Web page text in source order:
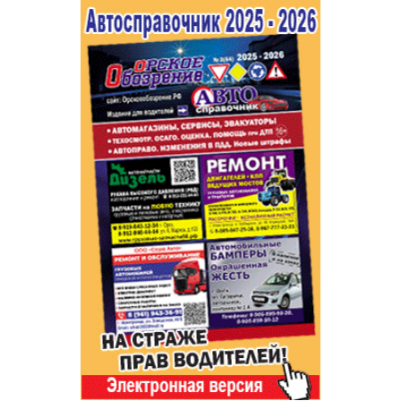
Строительство и ремонт
Авто и мото
Рестораны, кафе, бары
Развлечения и отдых
Спорт Фитнес
Недвижимость
Красота Косметология
Телекоммуникации и связь
Торговля
Бизнес и финансы
Юристы, Экспертиза, Страхование
Ремонт
Социальные организации
Это интересно
Администрация
Популярное →
Строительство и ремонт